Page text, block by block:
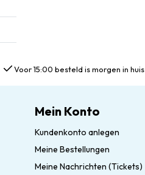
Voor 15:00 besteld is morgen in huis
Mein Konto
Kundenkonto anlegen
Meine Bestellungen
Meine Nachrichten (Tickets)